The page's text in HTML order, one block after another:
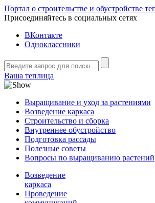
Портал о строительстве и обустройстве
Присоединяйтесь в социальных сетях
ВКонтакте
Одноклассники
Ваша теплица
Выращивание и уход за растениями
Возведение каркаса
Строительство и сборка
Внутреннее обустройство
Подготовка рассады
Полезные советы
Вопросы по выращиванию растений
Возведение
каркаса
Проведение